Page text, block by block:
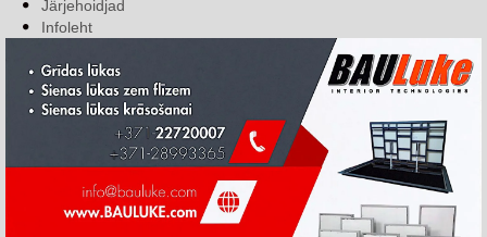
Järjehoidjad
Infoleht